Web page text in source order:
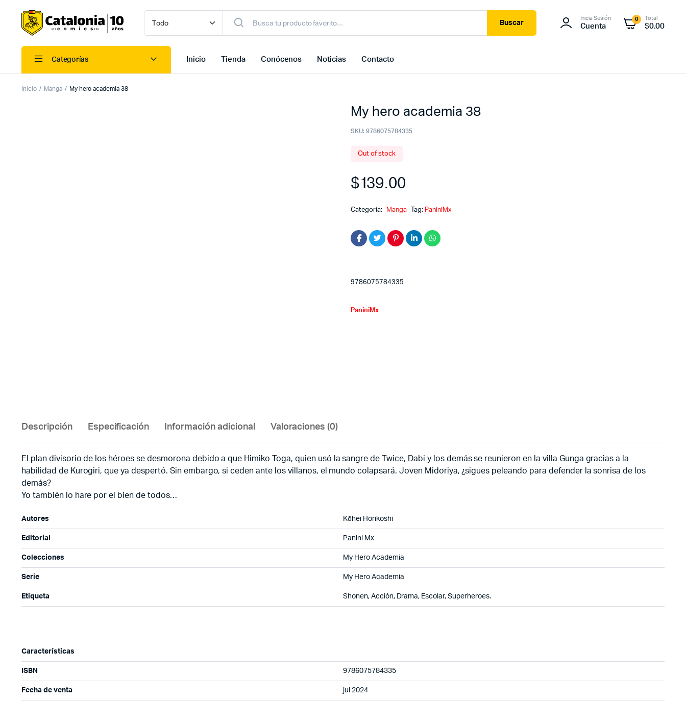
Buscar
Inicia Sesión
Cuenta
0 Total
$0.00
Categorías Inicio Tienda Conócenos Noticias Contacto
Inicio Manga My hero academia 38
My hero academia 38
SKU: 9786075784335
Out of stock
$139.00
Categoría: Manga Tag: PaniniMx
9786075784335
PaniniMx
Descripción Especificación Información adicional Valoraciones (0)
El plan divisorio de los héroes se desmorona debido a que Himiko Toga, quien usó la sangre de Twice, Dabi y los demás se reunieron en la villa Gunga gracias a la
habilidad de Kurogiri, que ya despertó. Sin embargo, si ceden ante los villanos, el mundo colapsará. Joven Midoriya, ¿sigues peleando para defender la sonrisa de los
demás?
Yo también lo hare por el bien de todos…
Autores Kōhei Horikoshi
Editorial Panini Mx
Colecciones My Hero Academia
Serie My Hero Academia
Etiqueta Shonen, Acción, Drama, Escolar, Superheroes.
Características
ISBN 9786075784335
Fecha de venta jul 2024